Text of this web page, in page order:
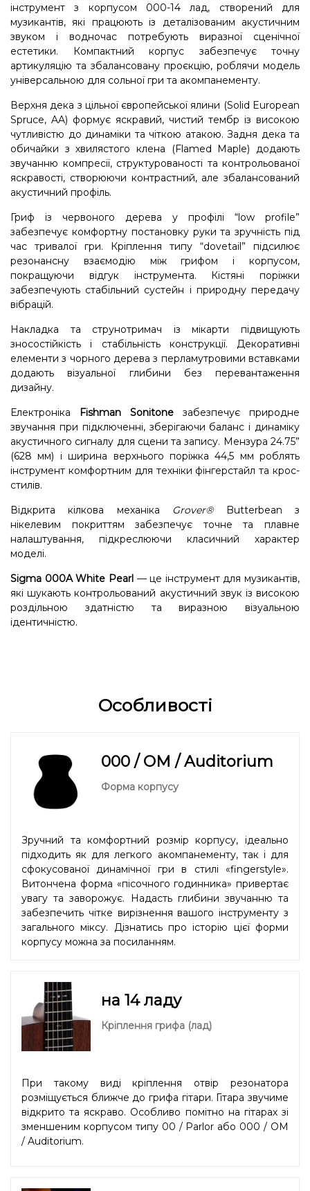
інструмент з корпусом 000-14 лад, створений для
музикантів, які працюють із деталізованим акустичним
звуком і водночас потребують виразної сценічної
естетики. Компактний корпус забезпечує точну
артикуляцію та збалансовану проєкцію, роблячи модель
універсальною для сольної гри та акомпанементу.
Верхня дека з цільної європейської ялини (Solid European
Spruce, AA) формує яскравий, чистий тембр із високою
чутливістю до динаміки та чіткою атакою. Задня дека та
обичайки з хвилястого клена (Flamed Maple) додають
звучанню компресії, структурованості та контрольованої
яскравості, створюючи контрастний, але збалансований
акустичний профіль.
Гриф із червоного дерева у профілі “low profile”
забезпечує комфортну постановку руки та зручність під
час тривалої гри. Кріплення типу “dovetail” підсилює
резонансну взаємодію між грифом і корпусом,
покращуючи відгук інструмента. Кістяні поріжки
забезпечують стабільний сустейн і природну передачу
вібрацій.
Накладка та струнотримач із мікарти підвищують
зносостійкість і стабільність конструкції. Декоративні
елементи з чорного дерева з перламутровими вставками
додають візуальної глибини без перевантаження
дизайну.
Електроніка
Fishman Sonitone забезпечує природне
звучання при підключенні, зберігаючи баланс і динаміку
акустичного сигналу для сцени та запису. Мензура 24.75”
(628 мм) і ширина верхнього поріжка 44,5 мм роблять
інструмент комфортним для техніки фінгерстайл та крос-
стилів.
Відкрита кілкова механіка Grover®Butterbean з
нікелевим покриттям забезпечує точне та плавне
налаштування, підкреслюючи класичний характер
моделі.
Sigma 000A White Pearl— це інструмент для музикантів,
які шукають контрольований акустичний звук із високою
роздільною здатністю та виразною візуальною
ідентичністю.
Особливості
000 / OM / Auditorium
Форма корпусу
Зручний та комфортний розмір корпусу, ідеально
підходить як для легкого акомпанементу, так і для
сфокусованої динамічної гри в стилі «fingerstyle».
Витончена форма «пісочного годинника» привертає
увагу та заворожує. Надасть глибини звучанню та
забезпечить чітке вирізнення вашого інструменту з
загального міксу. Дізнатись про історію цієї форми
корпусу можна за посиланням.
на 14 ладу
Кріплення грифа (лад)
При такому виді кріплення отвір резонатора
розміщується ближче до грифа гітари. Гітара звучиме
відкрито та яскраво. Особливо помітно на гітарах зі
зменшеним корпусом типу 00 / Parlor або 000 / OM
/ Auditorium.